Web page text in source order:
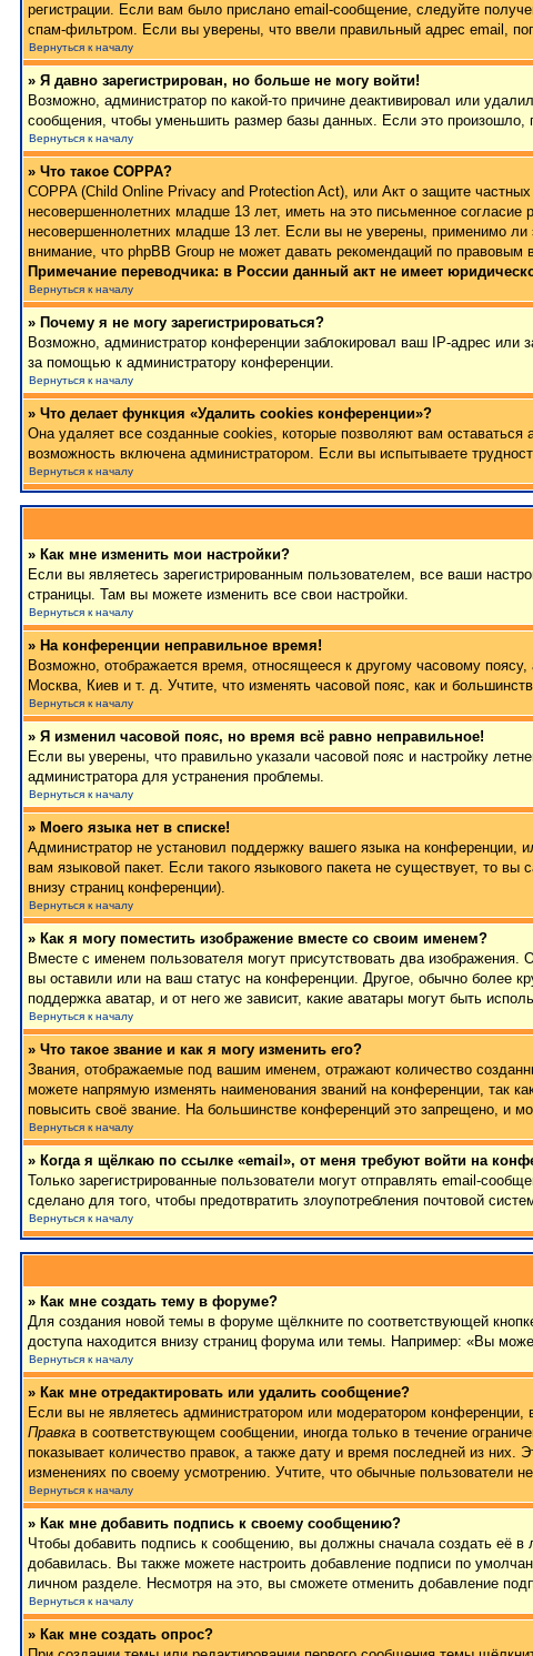
регистрации. Если вам было прислано email-сообщение, следуйте
спам-фильтром. Если вы уверены, что ввели правильный адрес email,
Вернуться к началу
» Я давно зарегистрирован, но больше не могу войти!
Возможно, администратор по какой-то причине деактивировал или
сообщения, чтобы уменьшить размер базы данных. Если это произошло,
Вернуться к началу
» Что такое COPPA?
COPPA (Child Online Privacy and Protection Act), или Акт о защите
несовершеннолетних младше 13 лет, иметь на это письменное
несовершеннолетних младше 13 лет. Если вы не уверены, применимо
внимание, что phpBB Group не может давать рекомендаций по
Примечание переводчика: в России данный акт не имеет
Вернуться к началу
» Почему я не могу зарегистрироваться?
Возможно, администратор конференции заблокировал ваш IP-адрес или
за помощью к администратору конференции.
Вернуться к началу
» Что делает функция «Удалить cookies конференции»?
Она удаляет все созданные cookies, которые позволяют вам
возможность включена администратором. Если вы испытываете
Вернуться к началу
» Как мне изменить мои настройки?
Если вы являетесь зарегистрированным пользователем, все ваши
страницы. Там вы можете изменить все свои настройки.
Вернуться к началу
» На конференции неправильное время!
Возможно, отображается время, относящееся к другому часовому
Москва, Киев и т. д. Учтите, что изменять часовой пояс, как и
Вернуться к началу
» Я изменил часовой пояс, но время всё равно неправильное!
Если вы уверены, что правильно указали часовой пояс и настройку
администратора для устранения проблемы.
Вернуться к началу
» Моего языка нет в списке!
Администратор не установил поддержку вашего языка на конференции,
вам языковой пакет. Если такого языкового пакета не существует, то
внизу страниц конференции).
Вернуться к началу
» Как я могу поместить изображение вместе со своим именем?
Вместе с именем пользователя могут присутствовать два
вы оставили или на ваш статус на конференции. Другое, обычно более
поддержка аватар, и от него же зависит, какие аватары могут быть
Вернуться к началу
» Что такое звание и как я могу изменить его?
Звания, отображаемые под вашим именем, отражают количество
можете напрямую изменять наименования званий на конференции, так
повысить своё звание. На большинстве конференций это запрещено, и
Вернуться к началу
» Когда я щёлкаю по ссылке «email», от меня требуют войти на
Только зарегистрированные пользователи могут отправлять email-
сделано для того, чтобы предотвратить злоупотребления почтовой
Вернуться к началу
» Как мне создать тему в форуме?
Для создания новой темы в форуме щёлкните по соответствующей
доступа находится внизу страниц форума или темы. Например: «Вы
Вернуться к началу
» Как мне отредактировать или удалить сообщение?
Если вы не являетесь администратором или модератором
Правка в соответствующем сообщении, иногда только в течение
показывает количество правок, а также дату и время последней из
изменениях по своему усмотрению. Учтите, что обычные пользователи
Вернуться к началу
» Как мне добавить подпись к своему сообщению?
Чтобы добавить подпись к сообщению, вы должны сначала создать её
добавилась. Вы также можете настроить добавление подписи по
личном разделе. Несмотря на это, вы сможете отменить добавление
Вернуться к началу
» Как мне создать опрос?